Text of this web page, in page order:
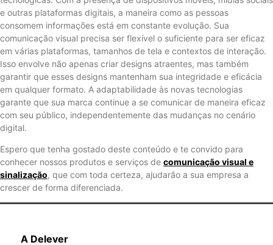
e outras plataformas digitais, a maneira como as pessoas
consomem informações está em constante evolução. Sua
comunicação visual precisa ser flexível o suficiente para ser eficaz
em várias plataformas, tamanhos de tela e contextos de interação.
Isso envolve não apenas criar designs atraentes, mas também
garantir que esses designs mantenham sua integridade e eficácia
em qualquer formato. A adaptabilidade às novas tecnologias
garante que sua marca continue a se comunicar de maneira eficaz
com seu público, independentemente das mudanças no cenário
digital.
Espero que tenha gostado deste conteúdo e te convido para
conhecer nossos produtos e serviços de comunicação visual e
sinalização, que com toda certeza, ajudarão a sua empresa a
crescer de forma diferenciada.
A Delever